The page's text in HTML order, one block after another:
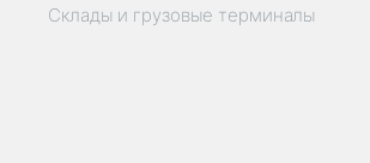
Склады и грузовые терминалы